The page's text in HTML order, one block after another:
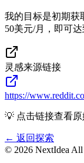
我的目标是初期获
50美元/月，即可达
灵感来源链接
https://
💡 点击链接查看
← 返回探索
© 2026 NextIdea All